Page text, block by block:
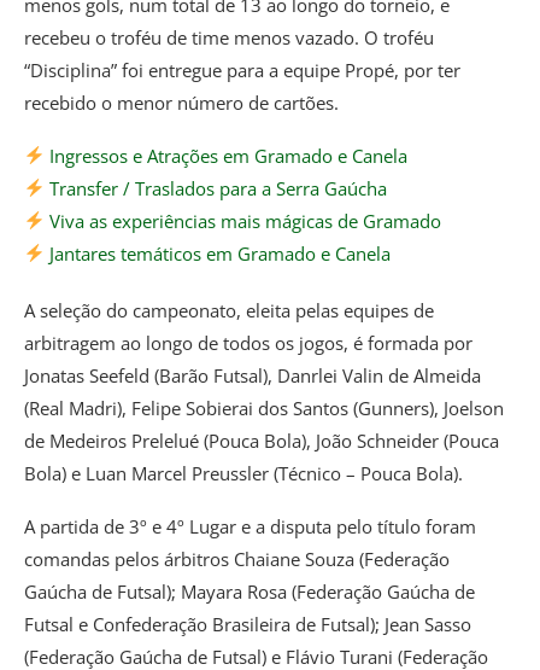
recebeu o troféu de time menos vazado. O troféu
“Disciplina” foi entregue para a equipe Propé, por ter
recebido o menor número de cartões.
Ingressos e Atrações em Gramado e Canela
Transfer / Traslados para a Serra Gaúcha
Viva as experiências mais mágicas de Gramado
Jantares temáticos em Gramado e Canela
A seleção do campeonato, eleita pelas equipes de
arbitragem ao longo de todos os jogos, é formada por
Jonatas Seefeld (Barão Futsal), Danrlei Valin de Almeida
(Real Madri), Felipe Sobierai dos Santos (Gunners), Joelson
de Medeiros Prelelué (Pouca Bola), João Schneider (Pouca
Bola) e Luan Marcel Preussler (Técnico – Pouca Bola).
A partida de 3º e 4º Lugar e a disputa pelo título foram
comandas pelos árbitros Chaiane Souza (Federação
Gaúcha de Futsal); Mayara Rosa (Federação Gaúcha de
Futsal e Confederação Brasileira de Futsal); Jean Sasso
(Federação Gaúcha de Futsal) e Flávio Turani (Federação